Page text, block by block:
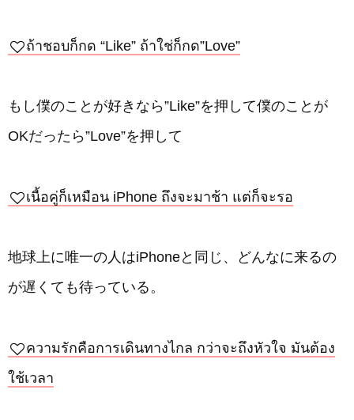
ถ้าชอบก็กด “Like” ถ้าใช่ก็กด”Love”
もし僕のことが好きなら”Like”を押して僕のことが
OKだったら”Love”を押して
เนื้อคู่ก็เหมือน iPhone ถึงจะมาช้า แต่ก็จะรอ
地球上に唯一の人はiPhoneと同じ、どんなに来るの
が遅くても待っている。
ความรักคือการเดินทางไกล กว่าจะถึงหัวใจ มันต้อง
ใช้เวลา